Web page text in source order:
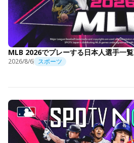
MLB 2026でプレーする日本人選手一覧
2026/8/6 スポーツ